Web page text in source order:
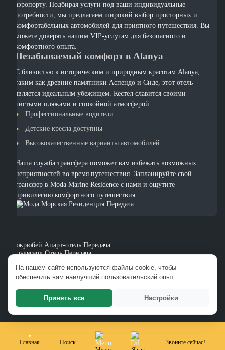
На нашем сайте используются файлы cookie, чтобы
обеспечить вам наилучший пользовательский опыт.
Принять все Настройки
аэропорту. Подбирая услуги под ваши индивидуальные
потребности, мы предлагаем широкий выбор просторных и
комфортабельных автомобилей для приятного путешествия. Вы
можете доверять нашим VIP-услугам для безопасного и
комфортного опыта.
Незабываемый комфорт в Alanya
С близостью к историческим и природным красотам Alanya,
таким как древние памятники Аспендо и Сиде, этот отель
является идеальным убежищем. Кестел славится своими
чистыми пляжами и спокойной атмосферой.
Профессиональные водители
Детские кресла доступны
Высококачественные варианты автомобилей
Наша служба трансфера поможет вам избежать возможных
неприятностей во время путешествия. Запланируйте свой
трансфер в Moda Marine Residence с нами и ощутите
привилегию комфортного путешествия.
Шюкрюбей Апарт-отель Передача
Хильдегард Отель Передача
Шевки Бей Отель Передача
Бутик-отель En Vie Beach Передача
Граф Виктор Отель Передача
Ючесан Отель Передача
Сиз Инн Резорт & Спа Отель Передача
Главная
Поиск
Звоните сейчас!